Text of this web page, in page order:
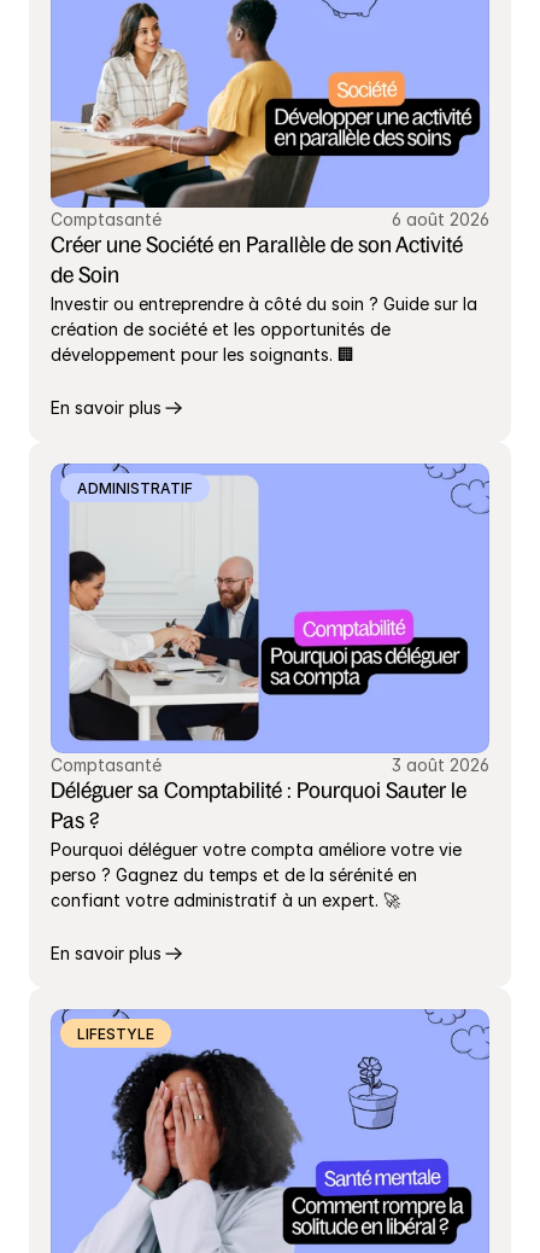
Comptasanté 6 août 2026
Créer une Société en Parallèle de son Activité
de Soin
Investir ou entreprendre à côté du soin ? Guide sur la
création de société et les opportunités de
développement pour les soignants. 🏢
En savoir plus
ADMINISTRATIF
Comptasanté 3 août 2026
Déléguer sa Comptabilité : Pourquoi Sauter le
Pas ?
Pourquoi déléguer votre compta améliore votre vie
perso ? Gagnez du temps et de la sérénité en
confiant votre administratif à un expert. 🚀
En savoir plus
LIFESTYLE